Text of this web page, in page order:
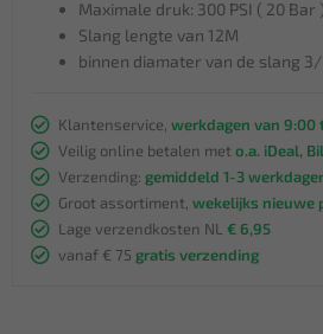
Maximale druk: 300 PSI ( 20 Bar )
Slang lengte van 12M
binnen diamater van de slang
Klantenservice, werkdagen van 9:00
Veilig online betalen met o.a. iDeal,
Verzending: gemiddeld 1-3
Groot assortiment, wekelijks nieuwe
Lage verzendkosten NL € 6,95
vanaf € 75 gratis verzending